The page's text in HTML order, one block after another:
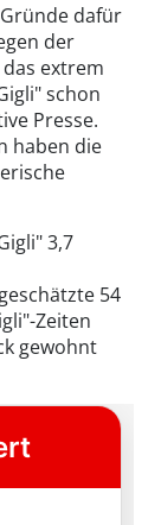
dafür
der
extrem
schon
Presse.
haben die
3,7
54
Zeiten
gewohnt